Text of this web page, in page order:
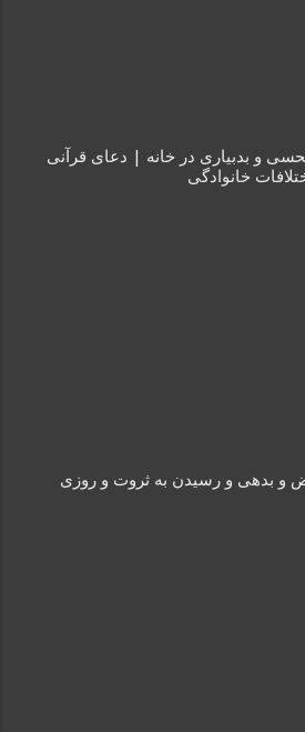
و بدبیاری در خانه | دعای قرآنی
خانوادگی
و بدهی و رسیدن به ثروت و روزی